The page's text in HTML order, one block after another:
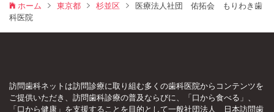
ホーム 東京都 杉並区
医療法人社団 佑拓会 もりわき歯
科医院
訪問歯科ネットは訪問診療に取り組む多くの歯科医院からコンテンツを
ご提供いただき、訪問歯科診療の普及ならびに、「口から食べる」、
「口から健康」を支援することを目的として一般社団法人 日本訪問歯